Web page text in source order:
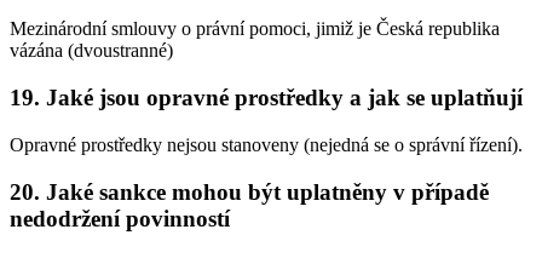
Mezinárodní smlouvy o právní pomoci, jimiž je Česká republika
vázána (dvoustranné)
19. Jaké jsou opravné prostředky a jak se uplatňují
Opravné prostředky nejsou stanoveny (nejedná se o správní řízení).
20. Jaké sankce mohou být uplatněny v případě
nedodržení povinností